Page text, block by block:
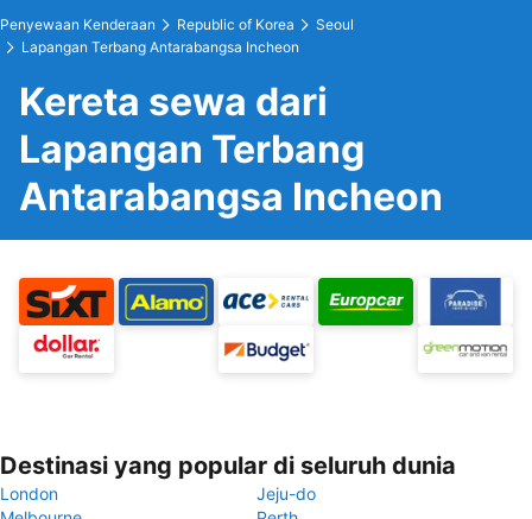
Penyewaan Kenderaan Republic of Korea
Seoul
Lapangan Terbang Antarabangsa Incheon
Kereta sewa dari
Lapangan Terbang
Antarabangsa Incheon
Destinasi yang popular di seluruh dunia
London
Jeju-do